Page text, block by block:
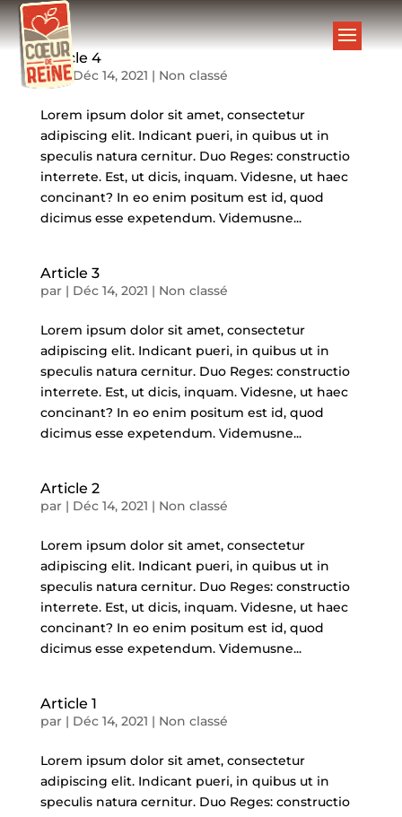
Article 4
par|Déc 14, 2021 | Non classé
Lorem ipsum dolor sit amet, consectetur
adipiscing elit. Indicant pueri, in quibus ut in
speculis natura cernitur. Duo Reges: constructio
interrete. Est, ut dicis, inquam. Videsne, ut haec
concinant? In eo enim positum est id, quod
dicimus esse expetendum. Videmusne...
Article 3
par | Déc 14, 2021 | Non classé
Lorem ipsum dolor sit amet, consectetur
adipiscing elit. Indicant pueri, in quibus ut in
speculis natura cernitur. Duo Reges: constructio
interrete. Est, ut dicis, inquam. Videsne, ut haec
concinant? In eo enim positum est id, quod
dicimus esse expetendum. Videmusne...
Article 2
par | Déc 14, 2021 | Non classé
Lorem ipsum dolor sit amet, consectetur
adipiscing elit. Indicant pueri, in quibus ut in
speculis natura cernitur. Duo Reges: constructio
interrete. Est, ut dicis, inquam. Videsne, ut haec
concinant? In eo enim positum est id, quod
dicimus esse expetendum. Videmusne...
Article 1
par | Déc 14, 2021 | Non classé
Lorem ipsum dolor sit amet, consectetur
adipiscing elit. Indicant pueri, in quibus ut in
speculis natura cernitur. Duo Reges: constructio